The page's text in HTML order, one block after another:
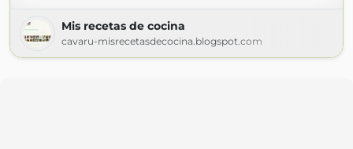
Mis recetas de cocina
cavaru-misrecetasdecocina.blogspot.com